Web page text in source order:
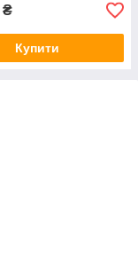
₴
Купити